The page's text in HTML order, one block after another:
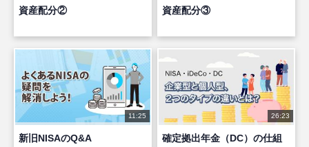
資産配分② 資産配分③
11:25
新旧NISAのQ&A
26:23
確定拠出年金（DC）の仕組